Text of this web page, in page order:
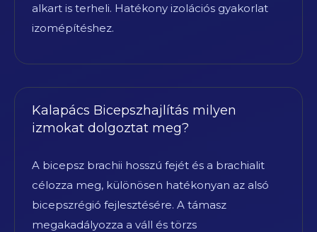
alkart is terheli. Hatékony izolációs gyakorlat
izomépítéshez.
Kalapács Bicepszhajlítás milyen
izmokat dolgoztat meg?
A bicepsz brachii hosszú fejét és a brachialit
célozza meg, különösen hatékonyan az alsó
bicepszrégió fejlesztésére. A támasz
megakadályozza a váll és törzs